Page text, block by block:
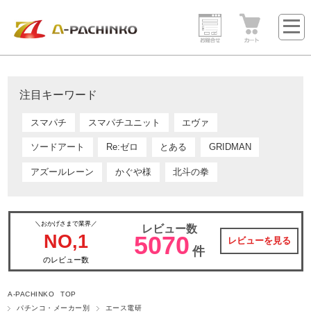
注目キーワード
スマパチ スマパチユニット エヴァ
ソードアート Re:ゼロ とある GRIDMAN
アズールレーン かぐや様 北斗の拳
＼おかげさまで業界／
NO,1
のレビュー数
レビュー数
5070 件
レビューを見る
A-PACHINKO TOP
パチンコ・メーカー別
エース電研